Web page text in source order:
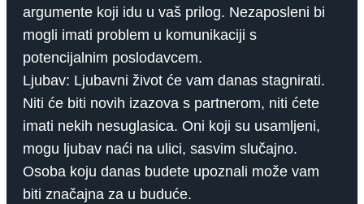
argumente koji idu u vaš prilog. Nezaposleni bi
mogli imati problem u komunikaciji s
potencijalnim poslodavcem.
Ljubav: Ljubavni život će vam danas stagnirati.
Niti će biti novih izazova s ​​partnerom, niti ćete
imati nekih nesuglasica. Oni koji su usamljeni,
mogu ljubav naći na ulici, sasvim slučajno.
Osoba koju danas budete upoznali može vam
biti značajna za u buduće.